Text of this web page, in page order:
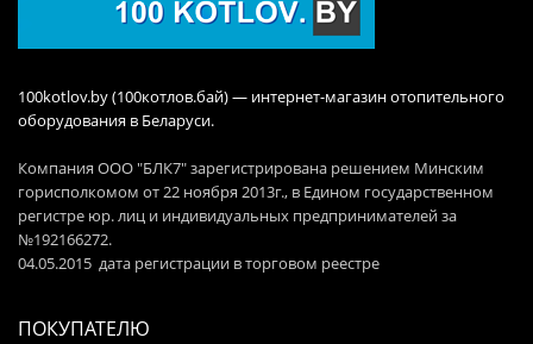
100kotlov.by (100котлов.бай) — интернет-магазин отопительного
оборудования в Беларуси.
Компания ООО "БЛК7" зарегистрирована решением Минским
горисполкомом от 22 ноября 2013г., в Едином государственном
регистре юр. лиц и индивидуальных предпринимателей за
№192166272.
04.05.2015 дата регистрации в торговом реестре
ПОКУПАТЕЛЮ